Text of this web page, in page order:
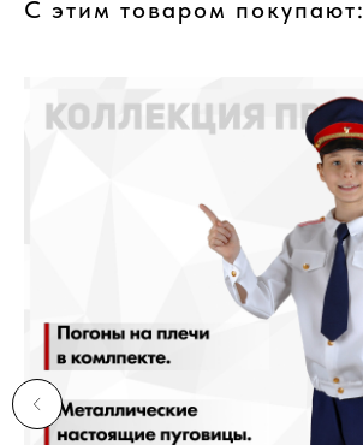
С этим товаром покупают: